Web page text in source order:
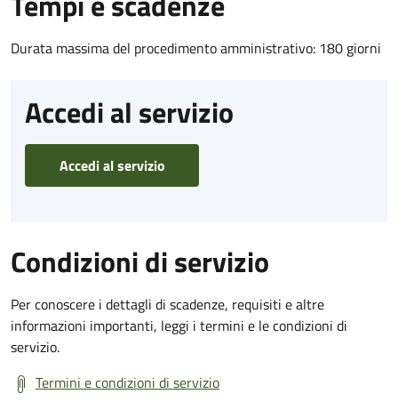
Durata massima del procedimento amministrativo: 180 giorni
Accedi al servizio
Accedi al servizio
Condizioni di servizio
Per conoscere i dettagli di scadenze, requisiti e altre
informazioni importanti, leggi i termini e le condizioni di
servizio.
Termini e condizioni di servizio